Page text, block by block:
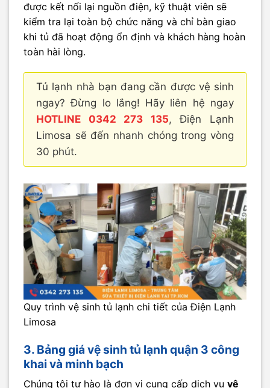
được kết nối lại nguồn điện, kỹ thuật viên sẽ
kiểm tra lại toàn bộ chức năng và chỉ bàn giao
khi tủ đã hoạt động ổn định và khách hàng hoàn
toàn hài lòng.
Tủ lạnh nhà bạn đang cần được vệ sinh
ngay? Đừng lo lắng! Hãy liên hệ ngay
HOTLINE 0342 273 135, Điện Lạnh
Limosa sẽ đến nhanh chóng trong vòng
30 phút.
Quy trình vệ sinh tủ lạnh chi tiết của Điện Lạnh
Limosa
3. Bảng giá vệ sinh tủ lạnh quận 3 công
khai và minh bạch
Chúng tôi tự hào là đơn vị cung cấp dịch vụ vệ